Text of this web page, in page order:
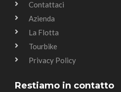
Contattaci
Azienda
La Flotta
Tourbike
Privacy Policy
Restiamo in contatto